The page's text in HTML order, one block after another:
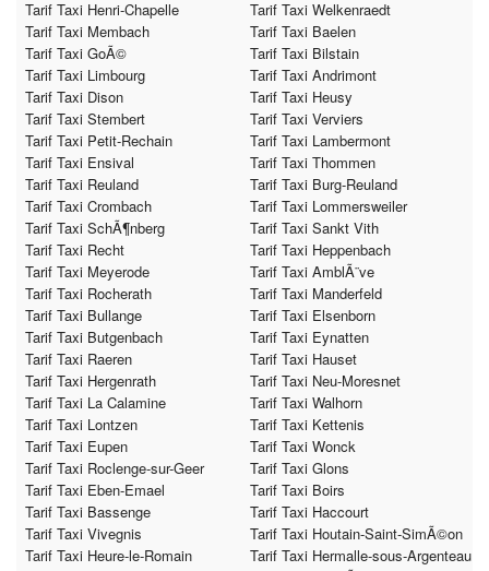
Tarif Taxi Henri-Chapelle
Tarif Taxi Welkenraedt
Tarif Taxi Membach
Tarif Taxi Baelen
Tarif Taxi GoÃ©
Tarif Taxi Bilstain
Tarif Taxi Limbourg
Tarif Taxi Andrimont
Tarif Taxi Dison
Tarif Taxi Heusy
Tarif Taxi Stembert
Tarif Taxi Verviers
Tarif Taxi Petit-Rechain
Tarif Taxi Lambermont
Tarif Taxi Ensival
Tarif Taxi Thommen
Tarif Taxi Reuland
Tarif Taxi Burg-Reuland
Tarif Taxi Crombach
Tarif Taxi Lommersweiler
Tarif Taxi SchÃ¶nberg
Tarif Taxi Sankt Vith
Tarif Taxi Recht
Tarif Taxi Heppenbach
Tarif Taxi Meyerode
Tarif Taxi AmblÃ¨ve
Tarif Taxi Rocherath
Tarif Taxi Manderfeld
Tarif Taxi Bullange
Tarif Taxi Elsenborn
Tarif Taxi Butgenbach
Tarif Taxi Eynatten
Tarif Taxi Raeren
Tarif Taxi Hauset
Tarif Taxi Hergenrath
Tarif Taxi Neu-Moresnet
Tarif Taxi La Calamine
Tarif Taxi Walhorn
Tarif Taxi Lontzen
Tarif Taxi Kettenis
Tarif Taxi Eupen
Tarif Taxi Wonck
Tarif Taxi Roclenge-sur-Geer
Tarif Taxi Glons
Tarif Taxi Eben-Emael
Tarif Taxi Boirs
Tarif Taxi Bassenge
Tarif Taxi Haccourt
Tarif Taxi Vivegnis
Tarif Taxi Houtain-Saint-SimÃ©on
Tarif Taxi Heure-le-Romain
Tarif Taxi Hermalle-sous-Argenteau